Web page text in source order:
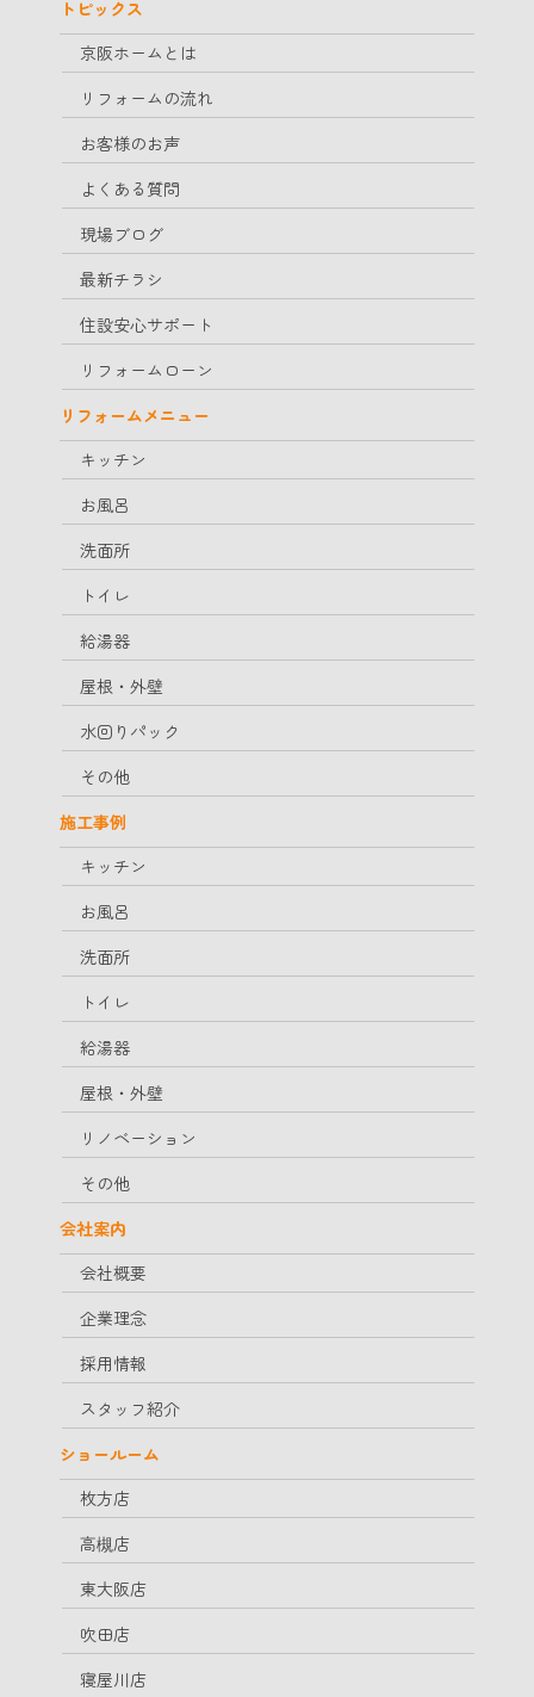
トピックス
京阪ホームとは
リフォームの流れ
お客様のお声
よくある質問
現場ブログ
最新チラシ
住設安心サポート
リフォームローン
リフォームメニュー
キッチン
お風呂
洗面所
トイレ
給湯器
屋根・外壁
水回りパック
その他
施工事例
キッチン
お風呂
洗面所
トイレ
給湯器
屋根・外壁
リノベーション
その他
会社案内
会社概要
企業理念
採用情報
スタッフ紹介
ショールーム
枚方店
高槻店
東大阪店
吹田店
寝屋川店